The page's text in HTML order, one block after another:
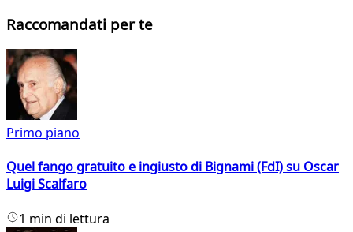
Raccomandati per te
Primo piano
Quel fango gratuito e ingiusto di Bignami (FdI) su Oscar
Luigi Scalfaro
1 min di lettura